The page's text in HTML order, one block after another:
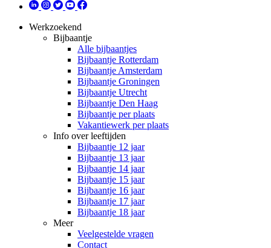
Werkzoekend
Bijbaantje
Alle bijbaantjes
Bijbaantje Rotterdam
Bijbaantje Amsterdam
Bijbaantje Groningen
Bijbaantje Utrecht
Bijbaantje Den Haag
Bijbaantje per plaats
Vakantiewerk per plaats
Info over leeftijden
Bijbaantje 12 jaar
Bijbaantje 13 jaar
Bijbaantje 14 jaar
Bijbaantje 15 jaar
Bijbaantje 16 jaar
Bijbaantje 17 jaar
Bijbaantje 18 jaar
Meer
Veelgestelde vragen
Contact